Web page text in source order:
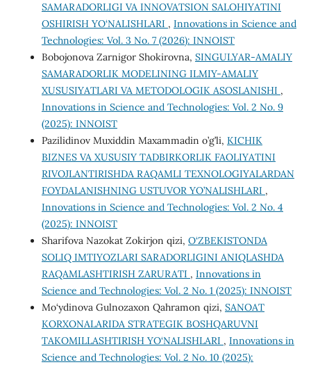
SAMARADORLIGI VA INNOVATSION SALOHIYATINI
OSHIRISH YO‘NALISHLARI , Innovations in Science and
Technologies: Vol. 3 No. 7 (2026): INNOIST
Bobojonova Zarnigor Shokirovna, SINGULYAR-AMALIY
SAMARADORLIK MODELINING ILMIY-AMALIY
XUSUSIYATLARI VA METODOLOGIK ASOSLANISHI ,
Innovations in Science and Technologies: Vol. 2 No. 9
(2025): INNOIST
Pazilidinov Muxiddin Maxammadin o’g’li, KICHIK
BIZNES VA XUSUSIY TADBIRKORLIK FAOLIYATINI
RIVOJLANTIRISHDA RAQAMLI TEXNOLOGIYALARDAN
FOYDALANISHNING USTUVOR YO’NALISHLARI ,
Innovations in Science and Technologies: Vol. 2 No. 4
(2025): INNOIST
Sharifova Nazokat Zokirjon qizi, O‘ZBEKISTONDA
SOLIQ IMTIYOZLARI SARADORLIGINI ANIQLASHDA
RAQAMLASHTIRISH ZARURATI , Innovations in
Science and Technologies: Vol. 2 No. 1 (2025): INNOIST
Mo‘ydinova Gulnozaxon Qahramon qizi, SANOAT
KORXONALARIDA STRATEGIK BOSHQARUVNI
TAKOMILLASHTIRISH YO‘NALISHLARI , Innovations in
Science and Technologies: Vol. 2 No. 10 (2025):